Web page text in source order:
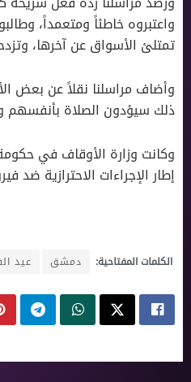
واعتبروه خاطئاً ومتعمداً،
تمتلئ الأسواق عن آخرها،
وأضاف مراسلنا نقلاً عن بعض
ذلك سيؤدون الصلاة بأنفسهم
وكانت وزارة الأوقاف في
إطار الإجراءات الاحترازية ضد
الكلمات المفتاحية: دمشق عيد